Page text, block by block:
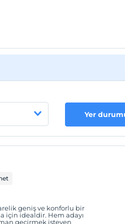
Yer
geniş ve konforlu bir
için idealdir. Hem adayı
geçirmek isteyen